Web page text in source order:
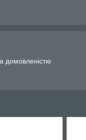
домовленістю